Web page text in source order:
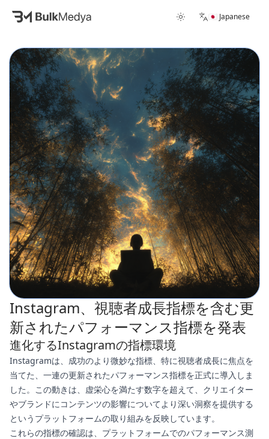
🇯🇵 Japanese
Instagram、視聴者成長指標を含む更
新されたパフォーマンス指標を発表
進化するInstagramの指標環境
Instagramは、成功のより微妙な指標、特に視聴者成長に焦点を
当てた、一連の更新されたパフォーマンス指標を正式に導入しま
した。この動きは、虚栄心を満たす数字を超えて、クリエイター
やブランドにコンテンツの影響についてより深い洞察を提供する
というプラットフォームの取り組みを反映しています。
これらの指標の確認は、プラットフォームでのパフォーマンス測